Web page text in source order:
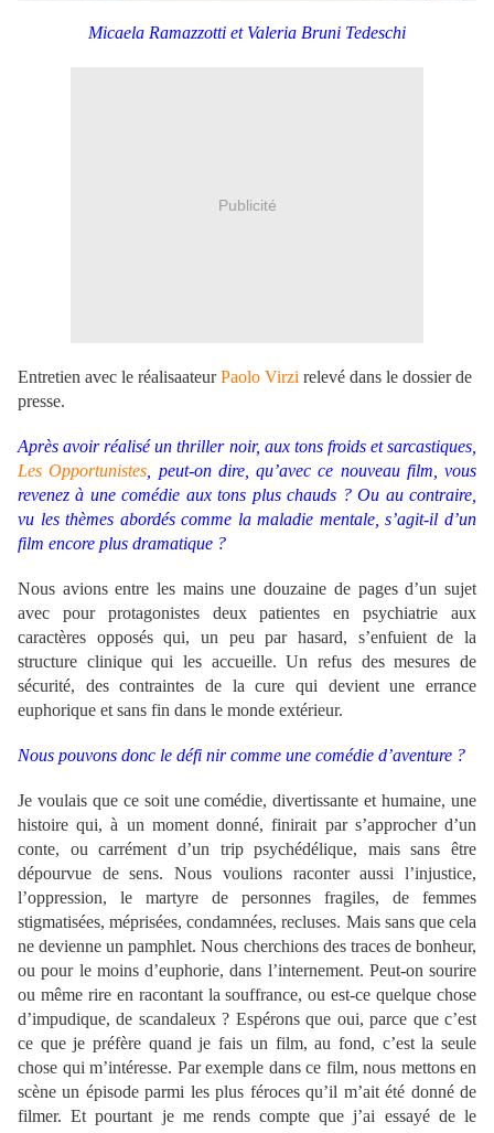
Micaela Ramazzotti et Valeria Bruni Tedeschi
Publicité
Entretien avec le réalisaateurPaolo Virzi relevé dans le dossier de
presse.
Après avoir réalisé un thriller noir, aux tons froids et sarcastiques,
Les Opportunistes , peut-on dire, qu’avec ce nouveau film, vous
revenez à une comédie aux tons plus chauds ? Ou au contraire,
vu les thèmes abordés comme la maladie mentale, s’agit-il d’un
film encore plus dramatique ?
Nous avions entre les mains une douzaine de pages d’un sujet
avec pour protagonistes deux patientes en psychiatrie aux
caractères opposés qui, un peu par hasard, s’enfuient de la
structure clinique qui les accueille. Un refus des mesures de
sécurité, des contraintes de la cure qui devient une errance
euphorique et sans fin dans le monde extérieur.
Nous pouvons donc le défi nir comme une comédie d’aventure ?
Je voulais que ce soit une comédie, divertissante et humaine, une
histoire qui, à un moment donné, finirait par s’approcher d’un
conte, ou carrément d’un trip psychédélique, mais sans être
dépourvue de sens. Nous voulions raconter aussi l’injustice,
l’oppression, le martyre de personnes fragiles, de femmes
stigmatisées, méprisées, condamnées, recluses. Mais sans que cela
ne devienne un pamphlet. Nous cherchions des traces de bonheur,
ou pour le moins d’euphorie, dans l’internement. Peut-on sourire
ou même rire en racontant la souffrance, ou est-ce quelque chose
d’impudique, de scandaleux ? Espérons que oui, parce que c’est
ce que je préfère quand je fais un film, au fond, c’est la seule
chose qui m’intéresse. Par exemple dans ce film, nous mettons en
scène un épisode parmi les plus féroces qu’il m’ait été donné de
filmer. Et pourtant je me rends compte que j’ai essayé de le